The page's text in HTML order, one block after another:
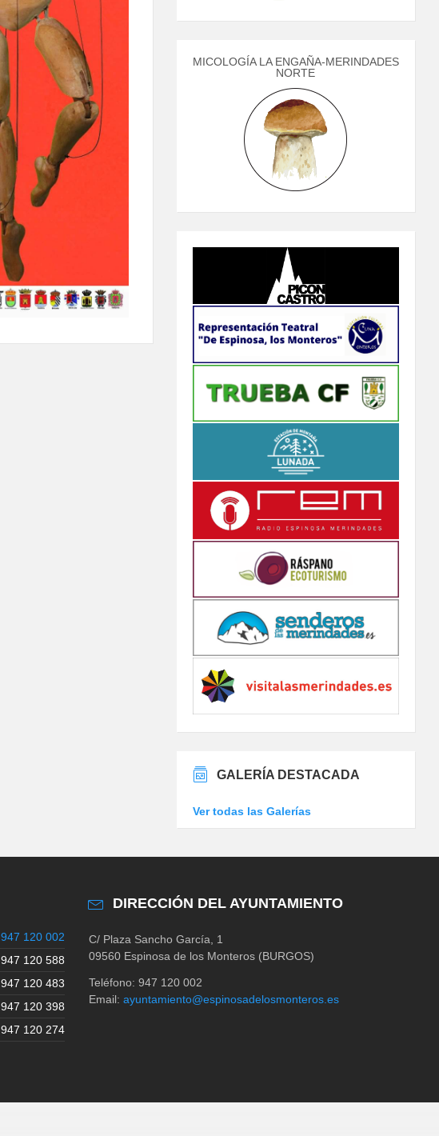
MICOLOGÍA LA ENGAÑA-MERINDADES
NORTE
GALERÍA DESTACADA
Ver todas las Galerías
947 120 002
947 120 588
947 120 483
947 120 398
947 120 274
DIRECCIÓN DEL AYUNTAMIENTO
C/ Plaza Sancho García, 1
09560 Espinosa de los Monteros (BURGOS)
Teléfono: 947 120 002
Email: ayuntamiento@espinosadelosmonteros.es